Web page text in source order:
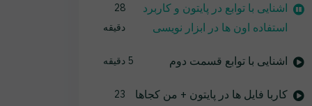
اشنایی با توابع در پایتون و کاربرد
استفاده اون ها در ابزار نویسی
28
دقیقه
اشنایی با توابع قسمت دوم 5 دقیقه
کاربا فایل ها در پایتون + من کجاها
23